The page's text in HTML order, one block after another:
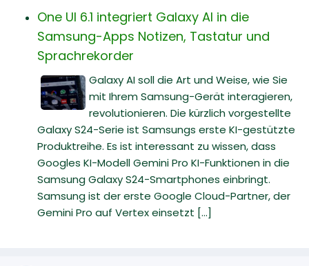
One UI 6.1 integriert Galaxy AI in die
Samsung-Apps Notizen, Tastatur und
Sprachrekorder
Galaxy AI soll die Art und Weise, wie Sie
mit Ihrem Samsung-Gerät interagieren,
revolutionieren. Die kürzlich vorgestellte
Galaxy S24-Serie ist Samsungs erste KI-gestützte
Produktreihe. Es ist interessant zu wissen, dass
Googles KI-Modell Gemini Pro KI-Funktionen in die
Samsung Galaxy S24-Smartphones einbringt.
Samsung ist der erste Google Cloud-Partner, der
Gemini Pro auf Vertex einsetzt [...]